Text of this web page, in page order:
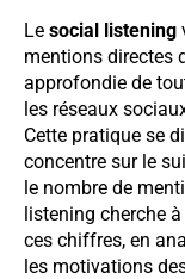
Le social listening
mentions directes
approfondie de
les réseaux
Cette pratique se
concentre sur le
le nombre de
listening cherche
ces chiffres, en
les motivations